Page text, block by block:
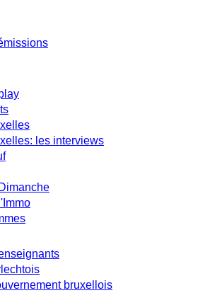
les interviews
bruxellois